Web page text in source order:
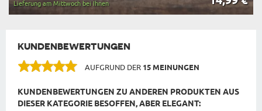
Lieferung am Mittwoch bei Ihnen
KUNDENBEWERTUNGEN
AUFGRUND DER 15 MEINUNGEN
KUNDENBEWERTUNGEN ZU ANDEREN PRODUKTEN AUS
DIESER KATEGORIE BESOFFEN, ABER ELEGANT: